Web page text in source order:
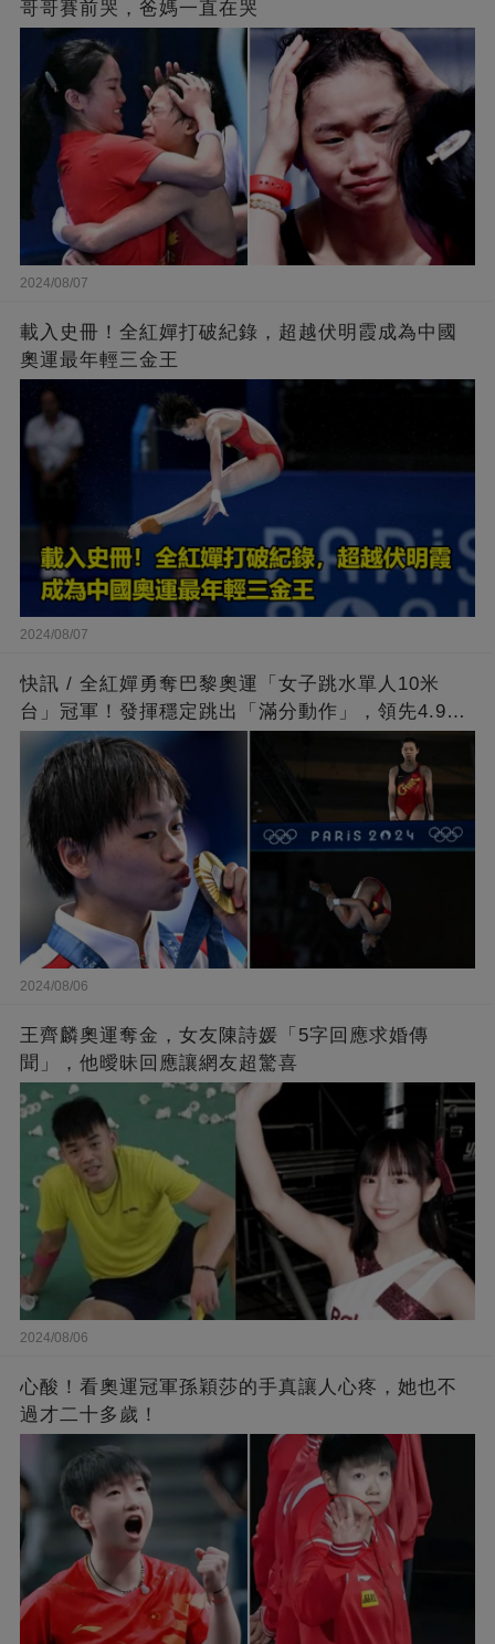
哥哥賽前哭，爸媽一直在哭
2024/08/07
載入史冊！全紅嬋打破紀錄，超越伏明霞成為中國
奧運最年輕三金王
2024/08/07
快訊 / 全紅嬋勇奪巴黎奧運「女子跳水單人10米
台」冠軍！發揮穩定跳出「滿分動作」，領先4.9分
擊敗陳芋汐
2024/08/06
王齊麟奧運奪金，女友陳詩媛「5字回應求婚傳
聞」，他曖昧回應讓網友超驚喜
2024/08/06
心酸！看奧運冠軍孫穎莎的手真讓人心疼，她也不
過才二十多歲！